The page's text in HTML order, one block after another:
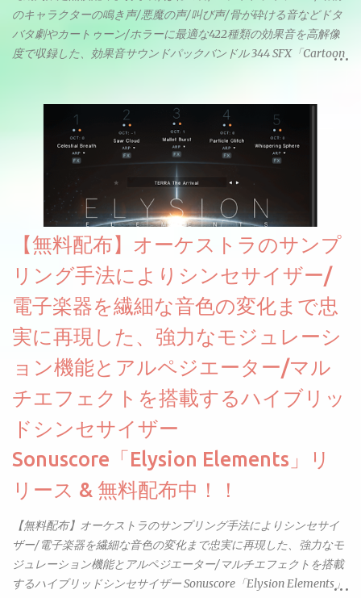
のキャラクターの鳴き声/悪魔の声/叫び声/骨が砕ける音などドタ
バタ劇やカートゥーン/ホラーに最適な422種類の効果音を高解像
度で収録した、効果音サウンドパックバンドル 344 SFX「Cartoon
【無料配布】オーケストラのサンプ
リング手法によりシンセサイザー/
電子楽器を繊細な音色の変化まで忠
実に再現した、強力なモジュレーシ
ョン機能とアルペジエーター/マル
チエフェクトを搭載するハイブリッ
ドシンセサイザー
Sonuscore「Elysion Elements」リ
リース & 無料配布中！！
【無料配布】オーケストラのサンプリング手法によりシンセサイ
ザー/電子楽器を繊細な音色の変化まで忠実に再現した、強力なモ
ジュレーション機能とアルペジエーター/マルチエフェクトを搭載
するハイブリッドシンセサイザー Sonuscore「Elysion Elements」